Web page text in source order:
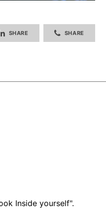
SHARE SHARE
Inside yourself".